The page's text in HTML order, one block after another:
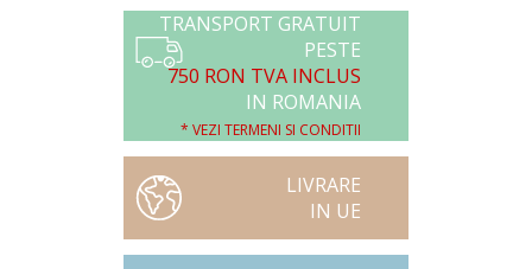
TRANSPORT GRATUIT
PESTE
750 RON TVA INCLUS
IN ROMANIA
* VEZI TERMENI SI CONDITII
LIVRARE
IN UE